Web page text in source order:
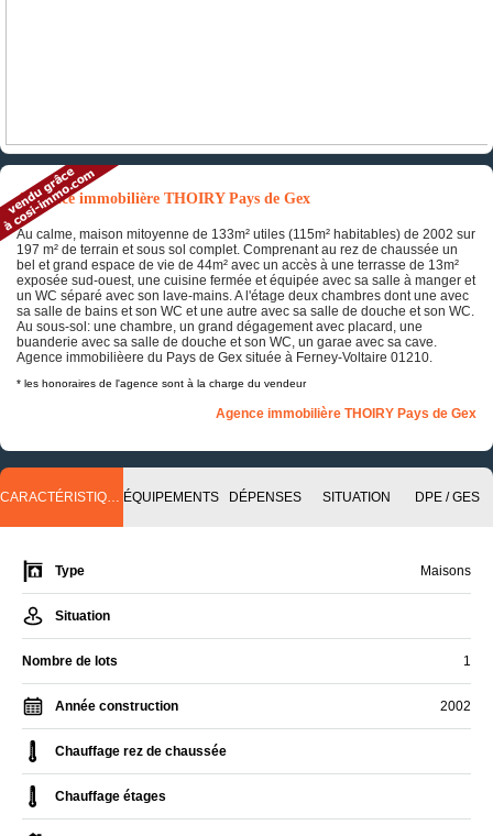
Annonce immobilière THOIRY Pays de Gex
Au calme, maison mitoyenne de 133m² utiles (115m² habitables) de 2002 sur
197 m² de terrain et sous sol complet. Comprenant au rez de chaussée un
bel et grand espace de vie de 44m² avec un accès à une terrasse de 13m²
exposée sud-ouest, une cuisine fermée et équipée avec sa salle à manger et
un WC séparé avec son lave-mains. A l'étage deux chambres dont une avec
sa salle de bains et son WC et une autre avec sa salle de douche et son WC.
Au sous-sol: une chambre, un grand dégagement avec placard, une
buanderie avec sa salle de douche et son WC, un garae avec sa cave.
Agence immobilièere du Pays de Gex située à Ferney-Voltaire 01210.
* les honoraires de l'agence sont à la charge du vendeur
Agence immobilière THOIRY Pays de Gex
CARACTÉRISTIQUES ÉQUIPEMENTS DÉPENSES SITUATION DPE / GES
Type Maisons
Situation
Nombre de lots 1
Année construction 2002
Chauffage rez de chaussée
Chauffage étages